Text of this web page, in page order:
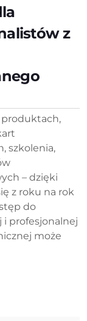
z
szkolenia,
– dzięki
z roku na rok
do
i profesjonalnej
może